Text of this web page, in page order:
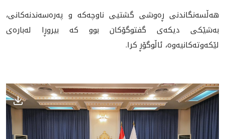
هەڵسەنگاندنی ڕەوشی گشتیی ناوچەکە و پەرەسەندنەکانی،
بەشێکی دیکەی گفتوگۆکان بوو کە بیروڕا لەبارەی
لێکەوتەکانیەوە، ئاڵوگۆڕ کرا.